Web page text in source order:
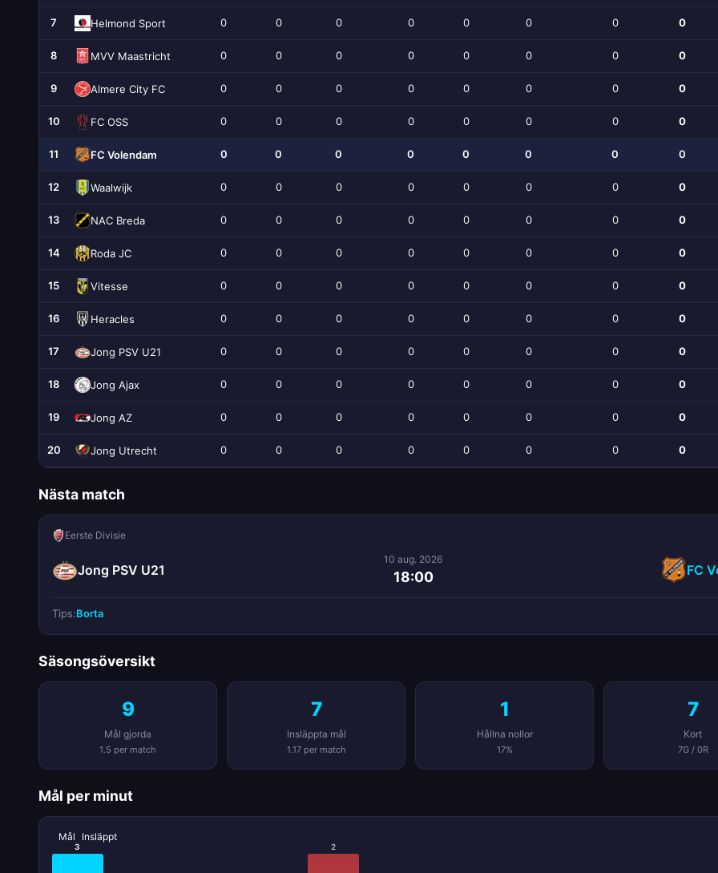
7 Helmond Sport 0 0 0 0 0 0 0 0
8 MVV Maastricht 0 0 0 0 0 0 0 0
9 Almere City FC 0 0 0 0 0 0 0 0
10 FC OSS 0 0 0 0 0 0 0 0
11 FC Volendam 0 0 0 0 0 0 0 0
12 Waalwijk 0 0 0 0 0 0 0 0
13 NAC Breda 0 0 0 0 0 0 0 0
14 Roda JC 0 0 0 0 0 0 0 0
15 Vitesse 0 0 0 0 0 0 0 0
16 Heracles 0 0 0 0 0 0 0 0
17 Jong PSV U21 0 0 0 0 0 0 0 0
18 Jong Ajax 0 0 0 0 0 0 0 0
19 Jong AZ 0 0 0 0 0 0 0 0
20 Jong Utrecht 0 0 0 0 0 0 0 0
Nästa match
Eerste Divisie
Jong PSV U21
10 aug. 2026
18:00 FC
Tips:Borta
Säsongsöversikt
9
Mål gjorda
1.5 per match
7
Insläppta mål
1.17 per match
1
Hållna nollor
17%
7
Kort
7G / 0R
Mål per minut
Mål Insläppt
3 2